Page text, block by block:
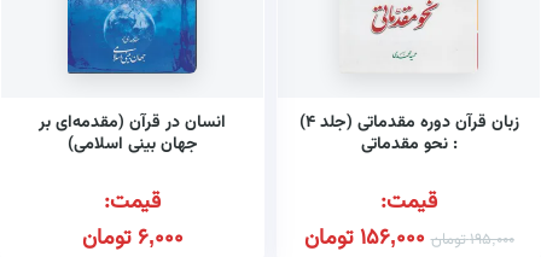
زبان قرآن دوره مقدماتی (جلد ۴)
: نحو مقدماتی
قیمت:
195,000تومان 156,000تومان
انسان در قرآن (مقدمه‌ای بر
جهان بینی اسلامی)
قیمت:
6,000 تومان